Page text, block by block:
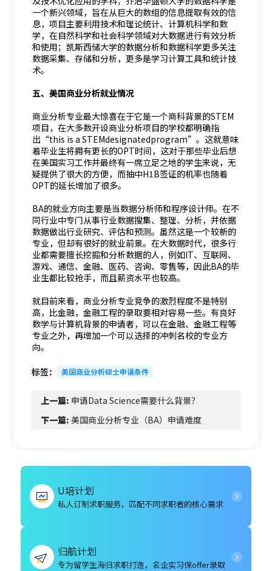
一个新兴领域，旨在从巨大的数组的信息提取有效的信
息，项目主要利用技术和理论统计、计算机科学和数
学，在自然科学和社会科学领域对大数据进行有效分析
和使用；凯斯西储大学的数据分析和数据科学更多关注
数据采集、存储和分析，更多是学习计算工具和统计技
术。
五、美国商业分析就业情况
商业分析专业最大惊喜在于它是一个商科背景的STEM
项目，在大多数开设商业分析项目的学校都明确指
出“this is a STEMdesignatedprogram”。这就意味
着毕业生将拥有更长的OPT时间，这对于那些毕业后想
在美国实习工作并最终有一席立足之地的学生来说，无
疑提供了很大的方便，而抽中H1B签证的机率也随着
OPT的延长增加了很多。
BA的就业方向主要是当数据分析师和程序设计师。在不
同行业中专门从事行业数据搜集、整理、分析，并依据
数据做出行业研究、评估和预测。虽然这是一个较新的
专业，但却有很好的就业前景。在大数据时代，很多行
业都需要擅长挖掘和分析数据的人，例如IT、互联网、
游戏、通信、金融、医药、咨询、零售等，因此BA的毕
业生都比较抢手，而且薪资水平也较高。
就目前来看，商业分析专业竞争的激烈程度不是特别
高，比金融，金融工程的录取要相对容易一些。有良好
数学与计算机背景的申请者，可以在金融、金融工程等
专业之外，再增加一个可以选择的冲刺名校的专业方
向。
标签： 美国商业分析硕士申请条件
上一篇: 申请Data Science需要什么背景？
下一篇:美国商业分析专业（BA）申请难度
U培计划
私人订制求职服务，匹配不同求职者的核心需求
归航计划
专为留学生海归求职打造，名企实习保offer录取